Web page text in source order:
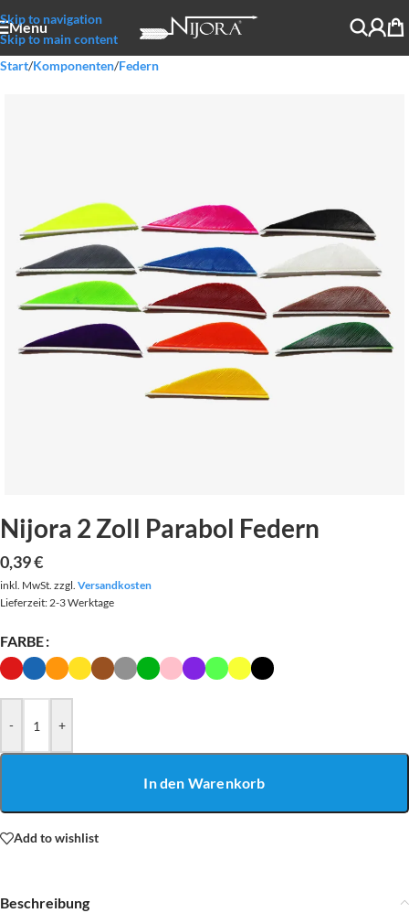
Skip to navigation
Skip to main content
Menu
Start/Komponenten/Federn
Nijora 2 Zoll Parabol Federn
0,39€
inkl. MwSt. zzgl. Versandkosten
Lieferzeit:2-3 Werktage
FARBE
- +
In den Warenkorb
Add to wishlist
Beschreibung